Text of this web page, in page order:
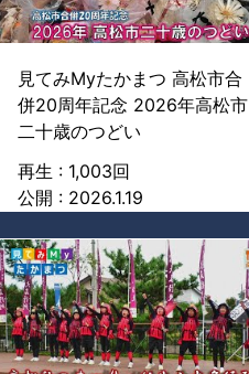
見てみMyたかまつ 高松市合
併20周年記念 2026年高松市
二十歳のつどい
再生 : 1,003回
公開 : 2026.1.19